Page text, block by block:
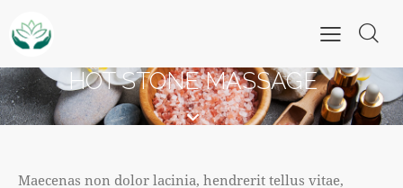
HOT STONE MASSAGE
Maecenas non dolor lacinia, hendrerit tellus vitae,